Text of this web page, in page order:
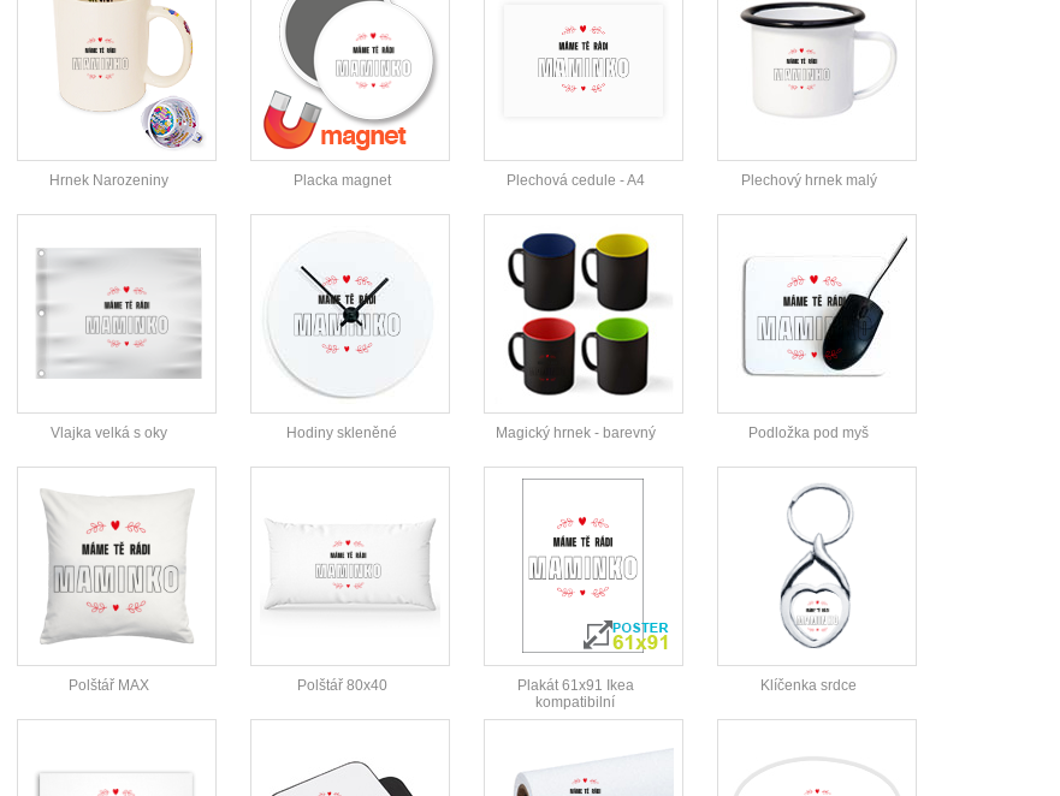
Hrnek Narozeniny Placka magnet Plechová cedule - A4 Plechový hrnek malý
Vlajka velká s oky Hodiny skleněné Magický hrnek - barevný Podložka pod myš
Polštář MAX Polštář 80x40
Plakát 61x91 Ikea
kompatibilní
Klíčenka srdce